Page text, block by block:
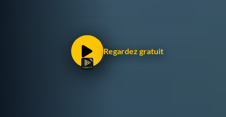
Regardez gratuit